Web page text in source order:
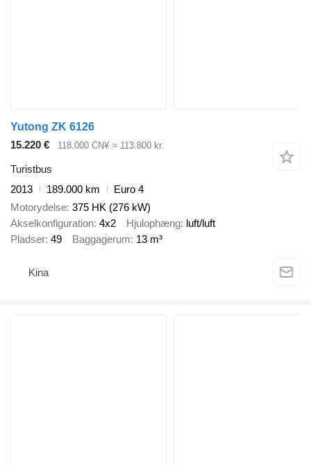
Yutong ZK 6126
15.220 €
118.000 CN¥ ≈ 113.800 kr.
Turistbus
2013
189.000 km
Euro 4
Motorydelse 375 HK (276 kW)
Akselkonfiguration 4x2 Hjulophæng luft/luft
Pladser 49 Baggagerum 13 m³
Kina